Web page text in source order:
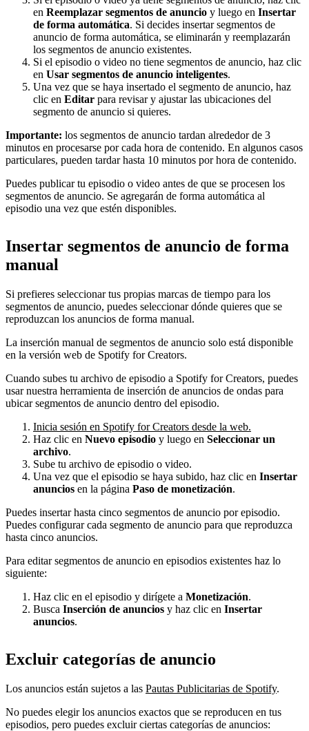
en Reemplazar segmentos de anuncio y luego en Insertar
de forma automática. Si decides insertar segmentos de
anuncio de forma automática, se eliminarán y reemplazarán
los segmentos de anuncio existentes.
Si el episodio o video no tiene segmentos de anuncio, haz clic
en Usar segmentos de anuncio inteligentes.
Una vez que se haya insertado el segmento de anuncio, haz
clic en Editar para revisar y ajustar las ubicaciones del
segmento de anuncio si quieres.
Importante: los segmentos de anuncio tardan alrededor de 3
minutos en procesarse por cada hora de contenido. En algunos casos
particulares, pueden tardar hasta 10 minutos por hora de contenido.
Puedes publicar tu episodio o video antes de que se procesen los
segmentos de anuncio. Se agregarán de forma automática al
episodio una vez que estén disponibles.
Insertar segmentos de anuncio de forma
manual
Si prefieres seleccionar tus propias marcas de tiempo para los
segmentos de anuncio, puedes seleccionar dónde quieres que se
reproduzcan los anuncios de forma manual.
La inserción manual de segmentos de anuncio solo está disponible
en la versión web de Spotify for Creators.
Cuando subes tu archivo de episodio a Spotify for Creators, puedes
usar nuestra herramienta de inserción de anuncios de ondas para
ubicar segmentos de anuncio dentro del episodio.
Inicia sesión en Spotify for Creators desde la web.
Haz clic en Nuevo episodio y luego en Seleccionar un
archivo.
Sube tu archivo de episodio o video.
Una vez que el episodio se haya subido, haz clic en Insertar
anuncios en la página Paso de monetización.
Puedes insertar hasta cinco segmentos de anuncio por episodio.
Puedes configurar cada segmento de anuncio para que reproduzca
hasta cinco anuncios.
Para editar segmentos de anuncio en episodios existentes haz lo
siguiente:
Haz clic en el episodio y dirígete a Monetización.
Busca Inserción de anuncios y haz clic en Insertar
anuncios.
Excluir categorías de anuncio
Los anuncios están sujetos a las Pautas Publicitarias de Spotify.
No puedes elegir los anuncios exactos que se reproducen en tus
episodios, pero puedes excluir ciertas categorías de anuncios: